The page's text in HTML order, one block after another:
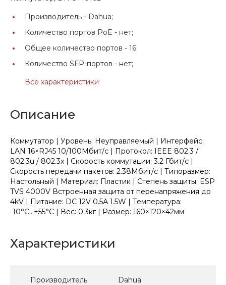
Производитель - Dahua;
Количество портов PoE - нет;
Общее количество портов - 16;
Количество SFP-портов - нет;
Все характеристики
Описание
Коммутатор | Уровень: Неуправляемый | Интерфейс:
LAN 16×RJ45 10/100Мбит/с | Протокол: IEEE 802.3 /
802.3u / 802.3x | Скорость коммутации: 3.2 Гбит/с |
Скорость передачи пакетов: 2.38Мбит/с | Типоразмер:
Настольный | Материал: Пластик | Степень защиты: ESP
TVS 4000V Встроенная защита от перенапряжения до
4kV | Питание: DC 12V 0.5А 1.5W | Температура:
-10°C...+55°C | Вес: 0.3кг | Размер: 160×120×42мм
Характеристики
Производитель Dahua